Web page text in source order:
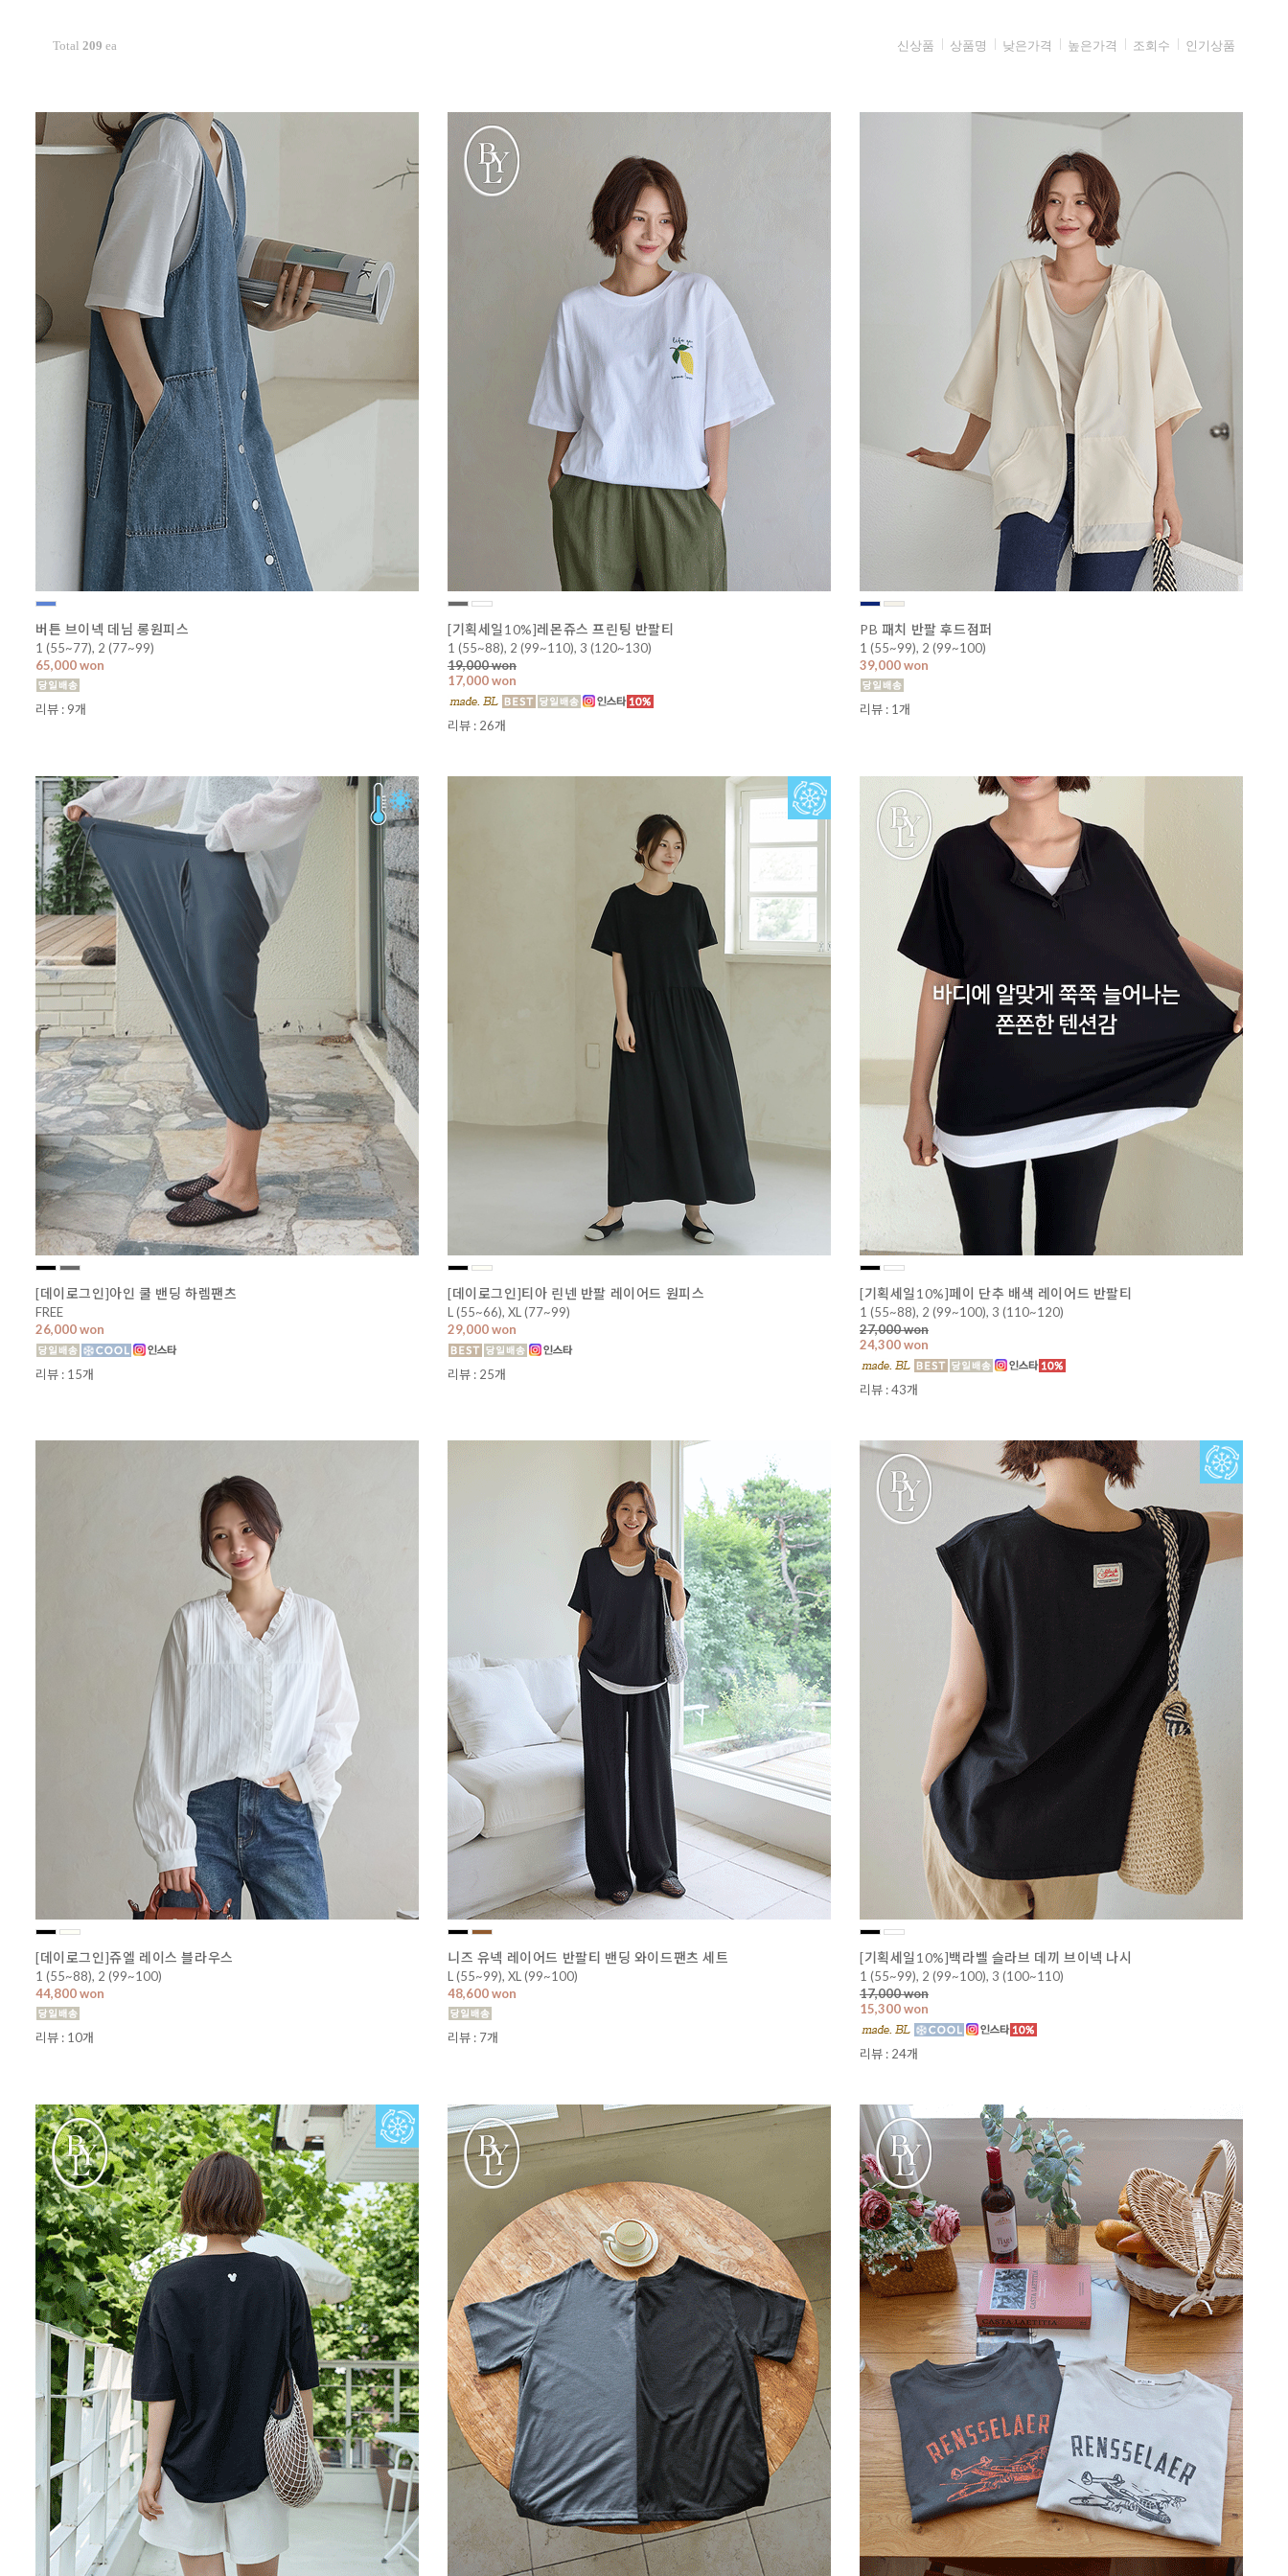
Total 209 ea 신상품 상품명 낮은가격 높은가격 조회수 인기상품
버튼 브이넥 데님 롱원피스
1 (55~77), 2 (77~99)
65,000 won
리뷰 : 9개
[기획세일10%]레몬쥬스 프린팅 반팔티
1 (55~88), 2 (99~110), 3 (120~130)
19,000 won
17,000 won
리뷰 : 26개
PB 패치 반팔 후드점퍼
1 (55~99), 2 (99~100)
39,000 won
리뷰 : 1개
[데이로그인]아인 쿨 밴딩 하렘팬츠
FREE
26,000 won
리뷰 : 15개
[데이로그인]티아 린넨 반팔 레이어드 원피스
L (55~66), XL (77~99)
29,000 won
리뷰 : 25개
[기획세일10%]페이 단추 배색 레이어드 반팔티
1 (55~88), 2 (99~100), 3 (110~120)
27,000 won
24,300 won
리뷰 : 43개
[데이로그인]쥬엘 레이스 블라우스
1 (55~88), 2 (99~100)
44,800 won
리뷰 : 10개
니즈 유넥 레이어드 반팔티 밴딩 와이드팬츠 세트
L (55~99), XL (99~100)
48,600 won
리뷰 : 7개
[기획세일10%]백라벨 슬라브 데끼 브이넥 나시
1 (55~99), 2 (99~100), 3 (100~110)
17,000 won
15,300 won
리뷰 : 24개